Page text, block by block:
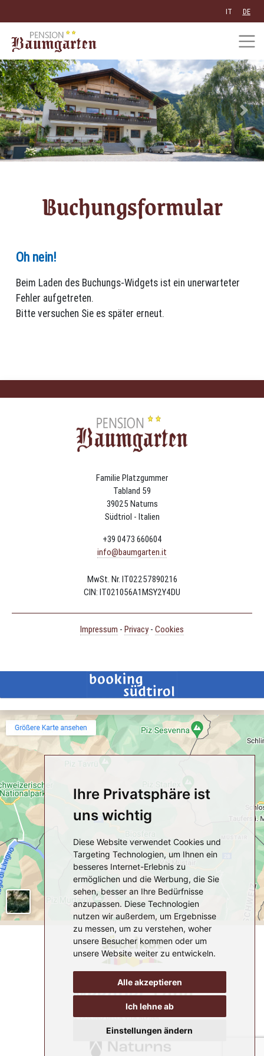
Ihre Privatsphäre ist
uns wichtig
Diese Website verwendet Cookies und
Targeting Technologien, um Ihnen ein
besseres Internet-Erlebnis zu
ermöglichen und die Werbung, die Sie
sehen, besser an Ihre Bedürfnisse
anzupassen. Diese Technologien
nutzen wir außerdem, um Ergebnisse
zu messen, um zu verstehen, woher
unsere Besucher kommen oder um
unsere Website weiter zu entwickeln.
Alle akzeptieren
Ich lehne ab
Einstellungen ändern
IT DE
Previous Next
Buchungsformular
Oh nein!
Beim Laden des Buchungs-Widgets ist ein unerwarteter
Fehler aufgetreten.
Bitte versuchen Sie es später erneut.
Familie Platzgummer
Tabland 59
39025 Naturns
Südtriol - Italien
+39 0473 660604
info@baumgarten.it
MwSt. Nr. IT02257890216
CIN: IT021056A1MSY2Y4DU
Impressum - Privacy- Cookies